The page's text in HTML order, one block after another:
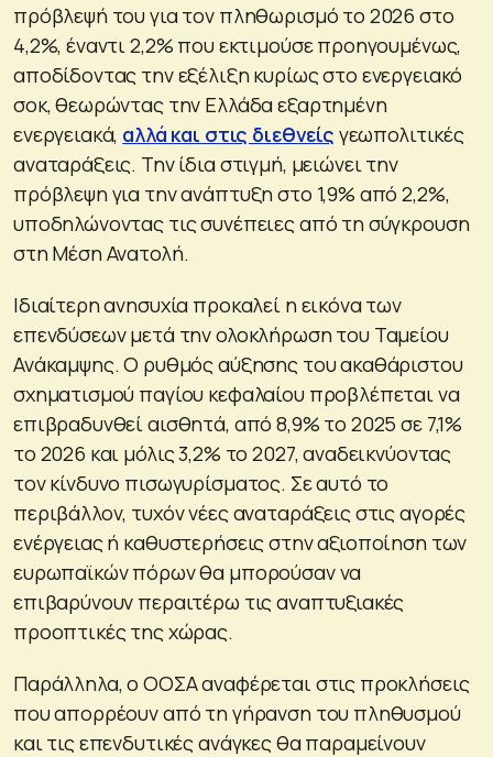
πρόβλεψή του για τον πληθωρισμό το 2026 στο
4,2%, έναντι 2,2% που εκτιμούσε προηγουμένως,
αποδίδοντας την εξέλιξη κυρίως στο ενεργειακό
σοκ, θεωρώντας την Ελλάδα εξαρτημένη
ενεργειακά, αλλά και στις διεθνείς γεωπολιτικές
αναταράξεις. Την ίδια στιγμή, μειώνει την
πρόβλεψη για την ανάπτυξη στο 1,9% από 2,2%,
υποδηλώνοντας τις συνέπειες από τη σύγκρουση
στη Μέση Ανατολή.
Ιδιαίτερη ανησυχία προκαλεί η εικόνα των
επενδύσεων μετά την ολοκλήρωση του Ταμείου
Ανάκαμψης. Ο ρυθμός αύξησης του ακαθάριστου
σχηματισμού παγίου κεφαλαίου προβλέπεται να
επιβραδυνθεί αισθητά, από 8,9% το 2025 σε 7,1%
το 2026 και μόλις 3,2% το 2027, αναδεικνύοντας
τον κίνδυνο πισωγυρίσματος. Σε αυτό το
περιβάλλον, τυχόν νέες αναταράξεις στις αγορές
ενέργειας ή καθυστερήσεις στην αξιοποίηση των
ευρωπαϊκών πόρων θα μπορούσαν να
επιβαρύνουν περαιτέρω τις αναπτυξιακές
προοπτικές της χώρας.
Παράλληλα, ο ΟΟΣΑ αναφέρεται στις προκλήσεις
που απορρέουν από τη γήρανση του πληθυσμού
και τις επενδυτικές ανάγκες θα παραμείνουν